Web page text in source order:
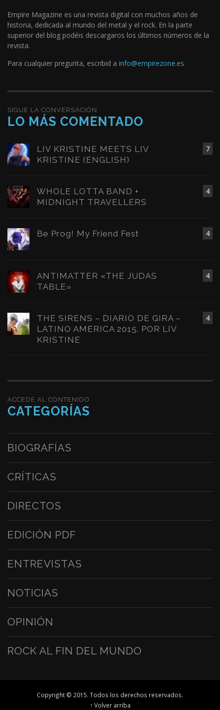
Empire Magazine es una revista digital con muchos años de
historia, dedicada al mundo del metal y el rock. En la parte
superior del blog podéis descargaros los últimos números de la
revista.
Para cualquier pregunta, escribid a info@empirezone.es
SIGUE LA CONVERSACIÓN
LO MÁS COMENTADO
7
LIV KRISTINE MEETS LIV
KRISTINE (ENGLISH)
4
WHOLE LOTTA BAND +
MIDNIGHT TRAVELLERS
4
Be Prog! My Friend Fest
4
ANTIMATTER «THE JUDAS
TABLE»
4
THE SIRENS – DIARIO DE GIRA –
LATINO AMERICA 2015. POR LIV
KRISTINE
ACCEDE AL CONTENIDO
CATEGORÍAS
BIOGRAFÍAS
CRÍTICAS
DIRECTOS
EDICIÓN PDF
ENTREVISTAS
NOTICIAS
OPINIÓN
ROCK AL FIN DEL MUNDO
Copyright © 2015. Todos los derechos reservados.
↑ Volver arriba